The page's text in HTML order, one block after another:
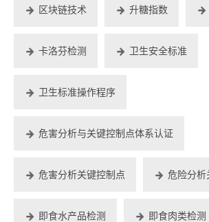
区块链技术 升糖指数
卡洛芬检测 卫生安全标准
卫生标准操作程序
危害分析与关键控制点体系认证
危害分析关键控制点 危险分析
即食水产品检测 即食肉类检测